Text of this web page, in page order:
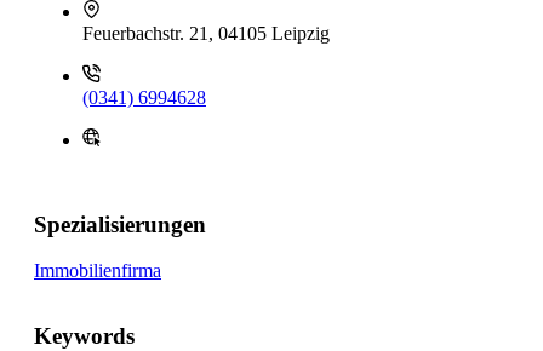
Feuerbachstr. 21, 04105 Leipzig
(0341) 6994628
Spezialisierungen
Immobilienfirma
Keywords